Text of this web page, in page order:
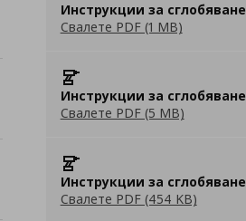
Инструкции за сглобяване
Свалете PDF (1 MB)
Инструкции за сглобяване
Свалете PDF (5 MB)
Инструкции за сглобяване
Свалете PDF (454 KB)